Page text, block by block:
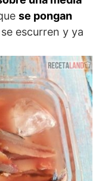
se pongan
escurren y ya